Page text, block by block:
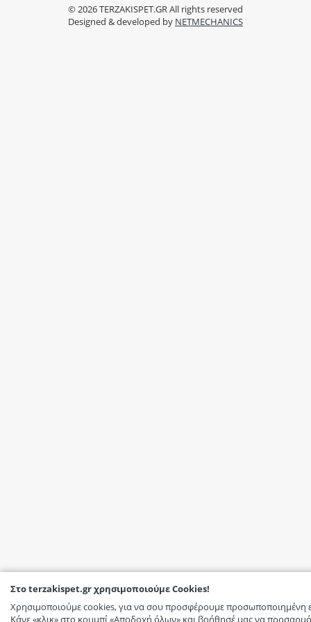
© 2026TERZAKISPET.GRAll rights reserved
Designed & developed by NETMECHANICS
Στο terzakispet.gr χρησιμοποιούμε Cookies!
Χρησιμοποιούμε cookies, για να σου προσφέρουμε προσωποποιημένη
Κάνε «κλικ» στο κουμπί «Αποδοχή όλων» και βοήθησέ μας να